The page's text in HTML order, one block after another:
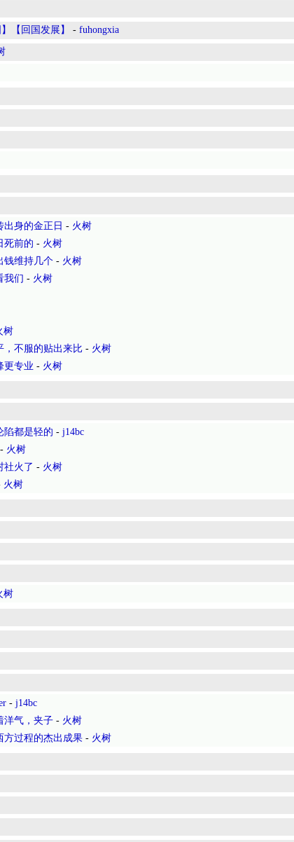
【回国发展】 - fuhongxia
身的金正日 - 火树
死前的 - 火树
钱维持几个 - 火树
我们 - 火树
树
，不服的贴出来比 - 火树
更专业 - 火树
陷都是轻的 - j14bc
- 火树
社火了 - 火树
火树
树
- j14bc
洋气，夹子 - 火树
方过程的杰出成果 - 火树